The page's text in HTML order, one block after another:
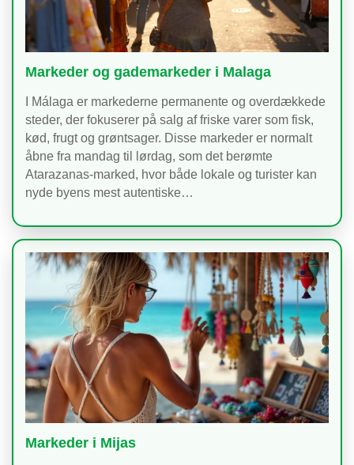
Markeder og gademarkeder i Malaga
I Málaga er markederne permanente og overdækkede
steder, der fokuserer på salg af friske varer som fisk,
kød, frugt og grøntsager. Disse markeder er normalt
åbne fra mandag til lørdag, som det berømte
Atarazanas-marked, hvor både lokale og turister kan
nyde byens mest autentiske…
Markeder i Mijas